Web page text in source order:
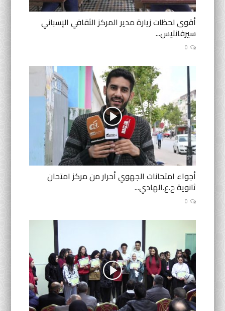
أقوى لحظات زيارة مدير المركز الثقافي الإسباني
سيرفانتيس...
0
أجواء امتحانات الجهوي أحرار من مركز امتحان
ثانوية ح.ع.الهادي...
0